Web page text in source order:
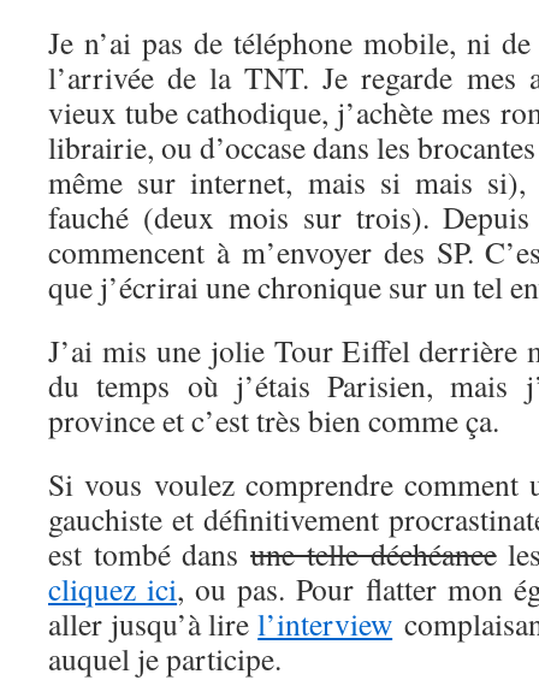
Je n’ai pas de téléphone mobile, ni
l’arrivée de la TNT. Je regarde
vieux tube cathodique, j’achète mes
librairie, ou d’occase dans les
même sur internet, mais si mais
fauché (deux mois sur trois).
commencent à m’envoyer des SP.
que j’écrirai une chronique sur un tel
J’ai mis une jolie Tour Eiffel derrière
du temps où j’étais Parisien, mais
province et c’est très bien comme ça.
Si vous voulez comprendre comment
gauchiste et définitivement
est tombé dansune telle déchéance
cliquez ici, ou pas. Pour flatter mon
aller jusqu’à lirel’interview
auquel je participe.